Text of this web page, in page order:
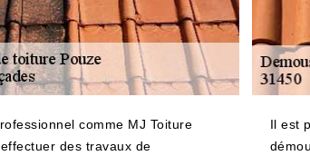
comme MJ Toiture
des travaux de
Il est